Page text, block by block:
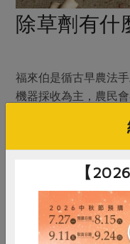
除草劑有什
福來伯是循古早農法
機器採收為主，農民
然會殺死不必要的草
成其他的傷害。
造成藥害，或者部份
作物的生長，可能也
【